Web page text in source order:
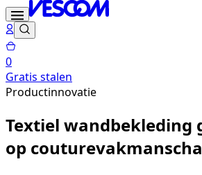
0
Gratis stalen
Productinnovatie
Textiel wandbekleding
op